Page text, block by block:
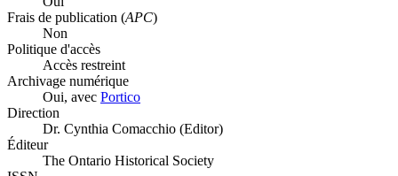
Frais de publication (APC)
Non
Politique d'accès
Accès restreint
Archivage numérique
Oui, avec Portico
Direction
Dr. Cynthia Comacchio (Editor)
Éditeur
The Ontario Historical Society